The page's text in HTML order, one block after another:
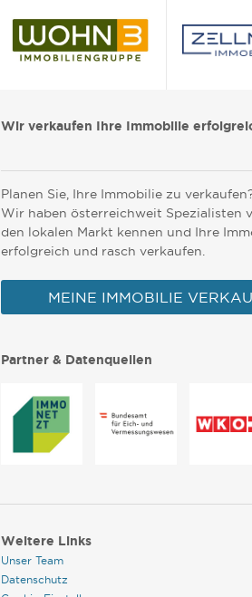
Wir verkaufen Ihre Immobilie
Planen Sie, Ihre Immobilie zu
Wir haben österreichweit Spezialisten
den lokalen Markt kennen und Ihre
erfolgreich und rasch verkaufen.
MEINE IMMOBILIE
Partner & Datenquellen
Weitere Links
Unser Team
Datenschutz